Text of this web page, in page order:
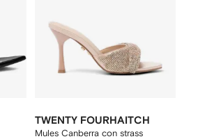
TWENTY FOURHAITCH
Mules Canberra con strass